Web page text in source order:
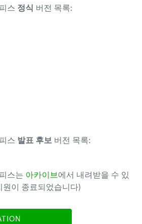
스 정식 버전 목록:
스 발표 후보 버전 목록:
스는 아카이브 에서 내려받을 수 있
원이 종료되었습니다)